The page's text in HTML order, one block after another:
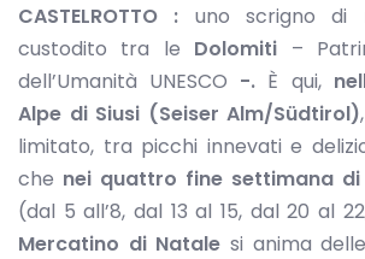
CASTELROTTO : uno scrigno di
custodito tra le Dolomiti –
dell’Umanità UNESCO -. È qui,
Alpe di Siusi (Seiser Alm/Südtirol)
limitato, tra picchi innevati e
che nei quattro fine settimana di
(dal 5 all’8, dal 13 al 15, dal 20 al
Mercatino di Natale si anima